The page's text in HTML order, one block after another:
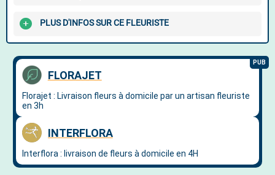
PLUS D'INFOS SUR CE FLEURISTE